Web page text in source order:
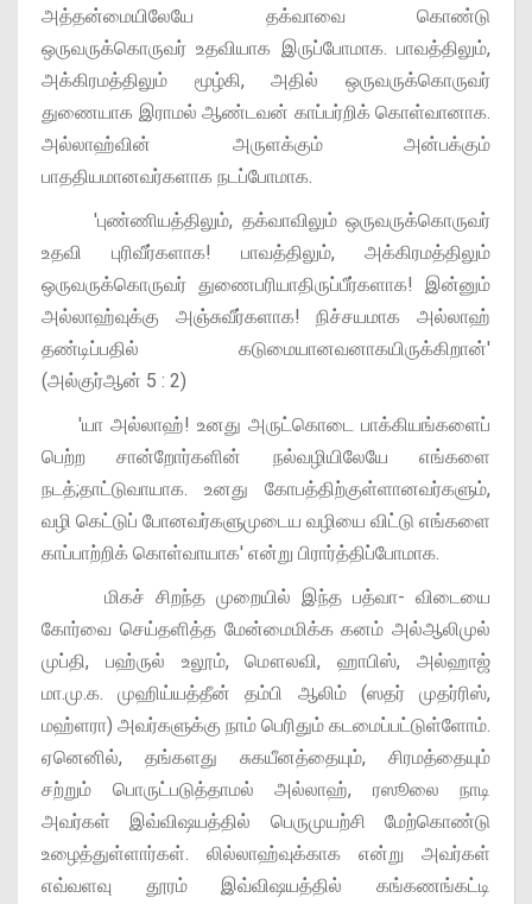
அத்தன்மையிலேயே தக்வாவை கொண்டு
ஒருவருக்கொருவர் உதவியாக இருப்போமாக. பாவத்திலும்,
அக்கிரமத்திலும் மூழ்கி, அதில் ஒருவருக்கொருவர்
துணையாக இராமல் ஆண்டவன் காப்பர்றிக் கொள்வானாக.
அல்லாஹ்வின் அருளக்கும் அன்பக்கும்
பாததியமானவர்களாக நடப்போமாக.
'புண்ணியத்திலும், தக்வாவிலும் ஒருவருக்கொருவர்
உதவி புரிவீர்களாக! பாவத்திலும், அக்கிரமத்திலும்
ஒருவருக்கொருவர் துணைபரியாதிருப்பீர்களாக! இன்னும்
அல்லாஹ்வுக்கு அஞ்சுவீர்களாக! நிச்சயமாக அல்லாஹ்
தண்டிப்பதில் கடுமையானவனாகயிருக்கிறான்'
(அல்குர்ஆன் 5 : 2)
'யா அல்லாஹ்! உனது அருட்கொடை பாக்கியங்களைப்
பெற்ற சான்றோர்களின் நல்வழியிலேயே எங்களை
நடத்;தாட்டுவாயாக. உனது கோபத்திற்குள்ளானவர்களும்,
வழி கெட்டுப் போனவர்களுமுடைய வழியை விட்டு எங்களை
காப்பாற்றிக் கொள்வாயாக' என்று பிரார்த்திப்போமாக.
மிகச் சிறந்த முறையில் இந்த பத்வா- விடையை
கோர்வை செய்தளித்த மேன்மைமிக்க கனம் அல்ஆலிமுல்
முப்தி, பஹ்ருல் உலூம், மௌலவி, ஹாபிஸ், அல்ஹாஜ்
மா.மு.க. முஹிய்யத்தீன் தம்பி ஆலிம் (ஸதர் முதர்ரிஸ்,
மஹ்ளரா) அவர்களுக்கு நாம் பெரிதும் கடமைப்பட்டுள்ளோம்.
ஏனெனில், தங்களது சுகயீனத்தையும், சிரமத்தையும்
சற்றும் பொருட்படுத்தாமல் அல்லாஹ், ரஸூலை நாடி
அவர்கள் இவ்விஷயத்தில் பெருமுயற்சி மேற்கொண்டு
உழைத்துள்ளார்கள். லில்லாஹ்வுக்காக என்று அவர்கள்
எவ்வளவு தூரம் இவ்விஷயத்தில் கங்கணங்கட்டி